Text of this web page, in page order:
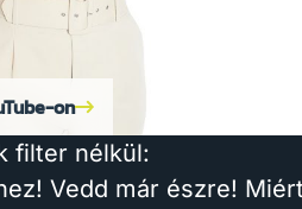
on
filter nélkül:
Vedd már észre!